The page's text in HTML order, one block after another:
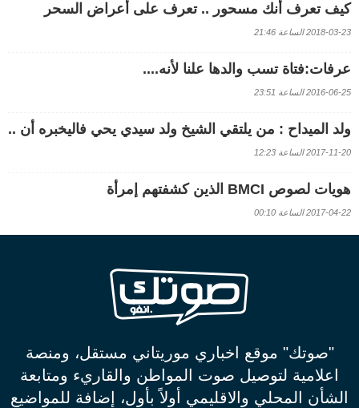
كيف تعرف أنك مسحور .. تعرف على أعراض السحر
2018-03-23 الساعة 21:46
عرفات:فتاة تسب والدها علنا لأنه....
2016-06-25 الساعة 23:51
ولد الميداح : من يلتقي الشيخ ولد سيدي يحي فاليخبره أن ..
2017-11-20 الساعة 12:23
هويات لصوص BMCI الذين كشفتهم إمرأة
2017-04-22 الساعة 00:10
"صوتك" موقع اخباري موريتاني مستقل، ومنصة
اعلامية لتوصيل صوت المواطن والقاريء ومتابعة
الشأن المحلي والاقليمي أولاً بأول، إضافة للمواضيع